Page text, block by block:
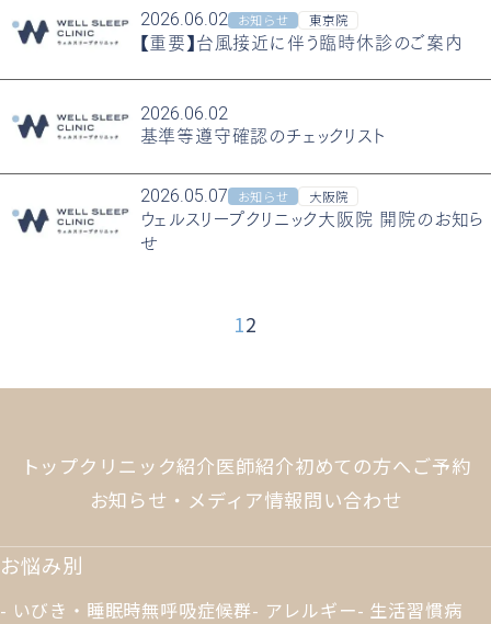
2026.06.02 お知らせ 東京院
【重要】台風接近に伴う臨時休診のご案内
2026.06.02
基準等遵守確認のチェックリスト
2026.05.07 お知らせ 大阪院
ウェルスリープクリニック大阪院 開院のお知ら
せ
12
トップクリニック紹介医師紹介初めての方へ ご予約
お知らせ・メディア情報問い合わせ
お悩み別
いびき・睡眠時無呼吸症候群 アレルギー 生活習慣病